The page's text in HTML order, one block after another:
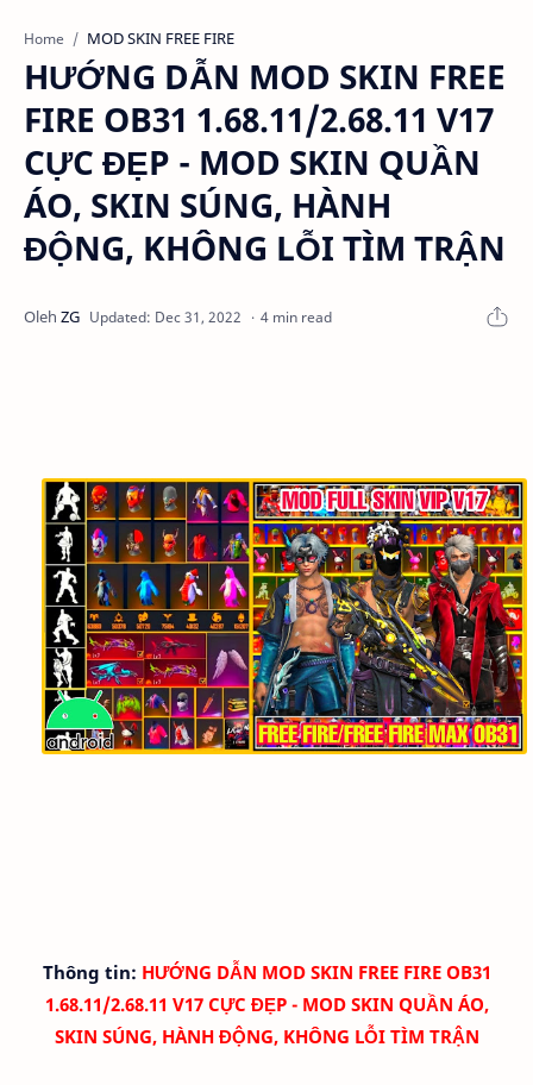
Home MOD SKIN FREE FIRE
HƯỚNG DẪN MOD SKIN FREE
FIRE OB31 1.68.11/2.68.11 V17
CỰC ĐẸP - MOD SKIN QUẦN
ÁO, SKIN SÚNG, HÀNH
ĐỘNG, KHÔNG LỖI TÌM TRẬN
4 min read
Thông tin: HƯỚNG DẪN MOD SKIN FREE FIRE OB31
1.68.11/2.68.11 V17 CỰC ĐẸP - MOD SKIN QUẦN ÁO,
SKIN SÚNG, HÀNH ĐỘNG, KHÔNG LỖI TÌM TRẬN